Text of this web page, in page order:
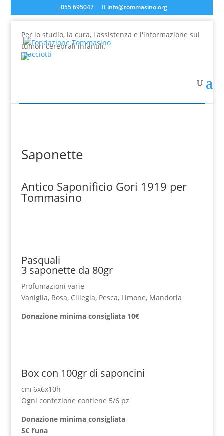
mail a info@tommasino.org o chiamare lo 055 695047
055 695047 info@tommasino.org
Per lo studio, la cura, l'assistenza e l'informazione sui
tumori cerebrali infantili.
Saponette
Antico Saponificio Gori 1919 per
Tommasino
Pasquali
3 saponette da 80gr
Profumazioni varie
Vaniglia, Rosa, Ciliegia, Pesca, Limone, Mandorla
Donazione minima consigliata 10€
Box con 100gr di saponcini
cm 6x6x10h
Ogni confezione contiene 5/6 pz
Donazione minima consigliata
5€ l’una